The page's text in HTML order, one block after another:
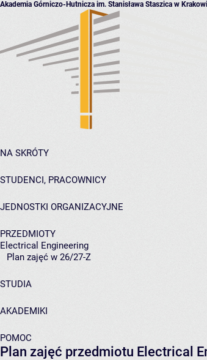
Akademia Górniczo-Hutnicza im. Stanisława Staszica w
NA SKRÓTY
STUDENCI, PRACOWNICY
JEDNOSTKI ORGANIZACYJNE
PRZEDMIOTY
Electrical Engineering
Plan zajęć w 26/27-Z
STUDIA
AKADEMIKI
POMOC
Plan zajęć przedmiotu Electrical